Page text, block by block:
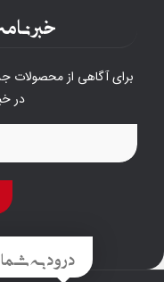
برای آگاهی از محصولات
در
درود به